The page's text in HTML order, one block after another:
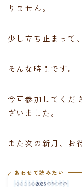
りません。
少し立ち止まって
そんな時間です。
今回参加してくだ
ざいました。
また次の新月、お
あわせて読みたい